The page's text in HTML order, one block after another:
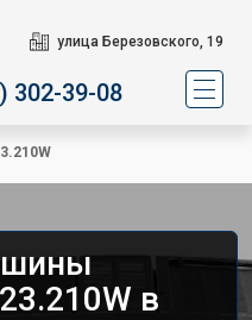
улица Березовского, 19
302-39-08
в